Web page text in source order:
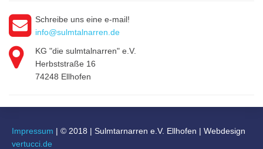
Schreibe uns eine e-mail!
info@sulmtalnarren.de
KG "die sulmtalnarren" e.V.
Herbststraße 16
74248 Ellhofen
Impressum | © 2018 | Sulmtarnarren e.V. Ellhofen | Webdesign
vertucci.de